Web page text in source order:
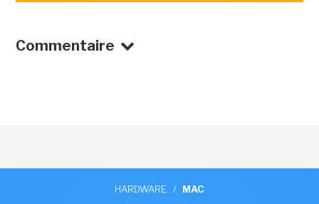
Commentaire
HARDWARE / MAC